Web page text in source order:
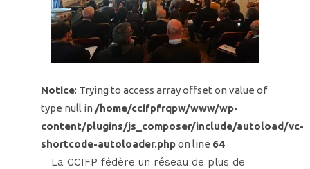
Notice: Trying to access array offset on value of
type null in /home/ccifpfrqpw/www/wp-
content/plugins/js_composer/include/autoload/vc-
shortcode-autoloader.phpon line 64
La CCIFP fédère un réseau de plus de